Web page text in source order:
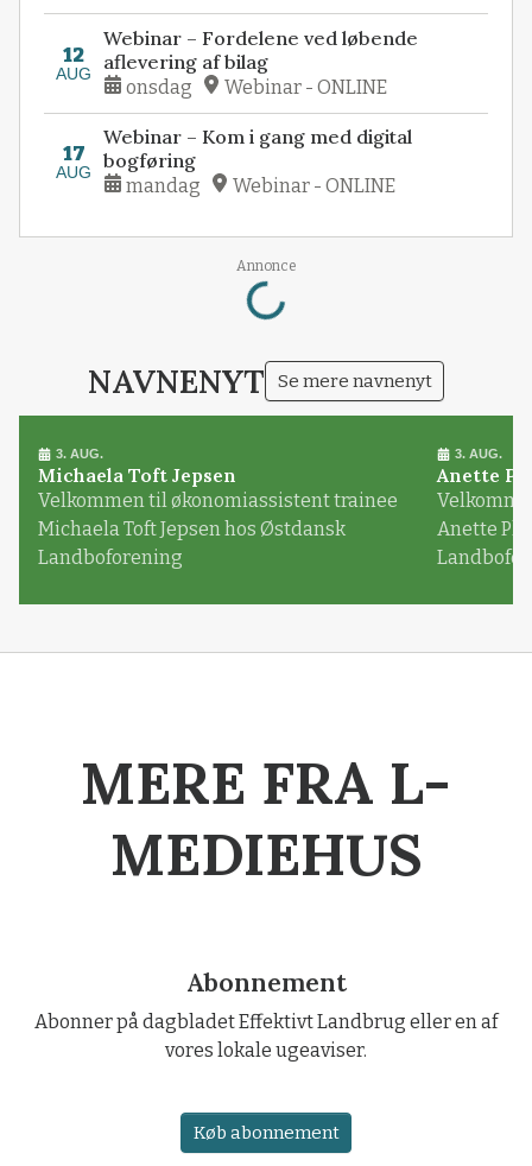
12
AUG
Webinar – Fordelene ved løbende
aflevering af bilag
onsdag Webinar - ONLINE
17
AUG
Webinar – Kom i gang med digital
bogføring
mandag Webinar - ONLINE
Annonce
Loading...
NAVNENYT Se mere navnenyt
3. AUG.
Michaela Toft Jepsen
Velkommen til økonomiassistent trainee
Michaela Toft Jepsen hos Østdansk
Landboforening
3. AUG.
Anette
Anette
MERE FRA L-
MEDIEHUS
Abonnement
Abonner på dagbladet Effektivt Landbrug eller en af
vores lokale ugeaviser.
Køb abonnement